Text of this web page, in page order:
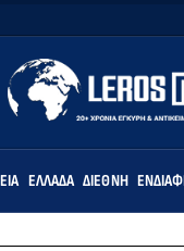
ΕΛΛΆΔΑ ΔΙΕΘΝΉ